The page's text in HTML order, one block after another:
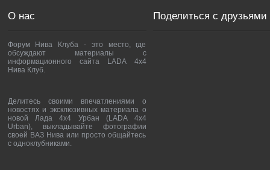
О нас
Форум Нива Клуба - это место, где
обсуждают материалы с
информационного сайта LADA 4x4
Нива Клуб.
Делитесь своими впечатлениями о
новостях и эксклюзивных материала о
новой Лада 4х4 Урбан (LADA 4x4
Urban), выкладывайте фотографии
своей ВАЗ Нива или просто общайтесь
с одноклубниками.
Поделиться с друзьями